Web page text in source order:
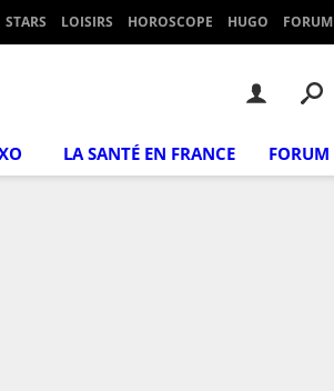
STARS LOISIRS HOROSCOPE HUGO FORUM
LA SANTÉ EN FRANCE FORUM